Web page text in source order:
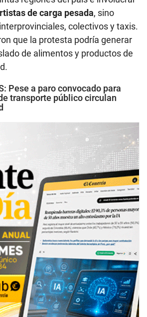
de carga pesada, sino
colectivos y taxis.
que la protesta podría generar
de alimentos y productos de
Pese a paro convocado para
transporte público circulan